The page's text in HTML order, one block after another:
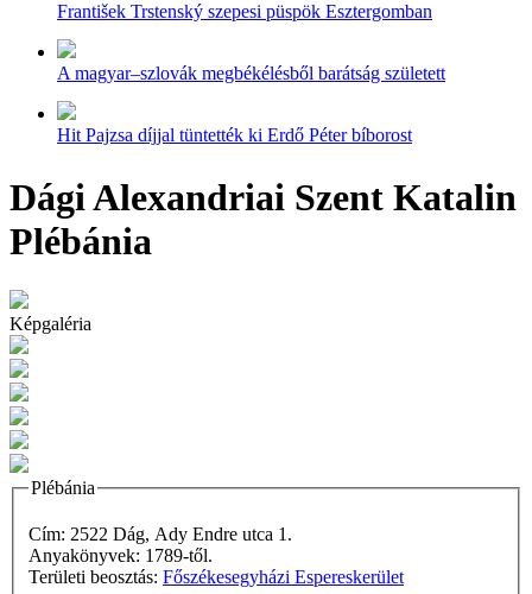
František Trstenský szepesi püspök Esztergomban
A magyar–szlovák megbékélésből barátság született
Hit Pajzsa díjjal tüntették ki Erdő Péter bíborost
Dági Alexandriai Szent Katalin
Plébánia
Képgaléria
Plébánia
Cím: 2522 Dág, Ady Endre utca 1.
Anyakönyvek: 1789-től.
Területi beosztás: Főszékesegyházi Espereskerület